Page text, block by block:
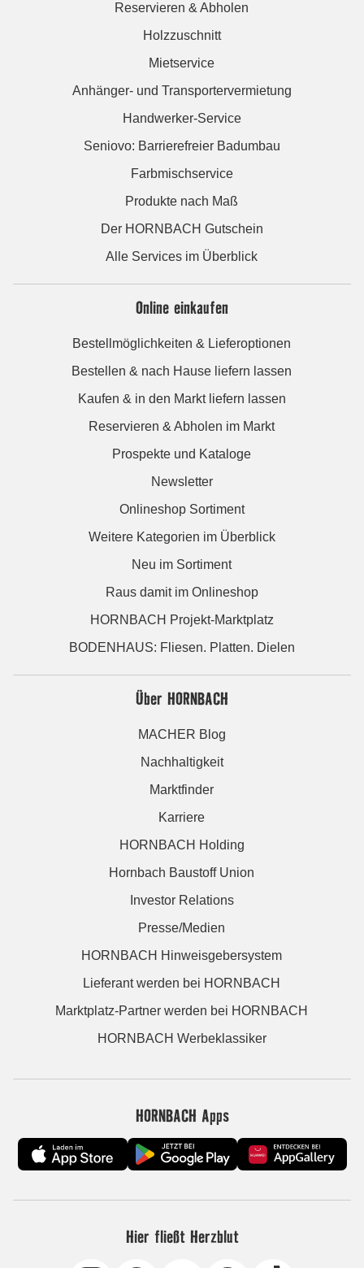
Reservieren & Abholen
Holzzuschnitt
Mietservice
Anhänger- und Transportervermietung
Handwerker-Service
Seniovo: Barrierefreier Badumbau
Farbmischservice
Produkte nach Maß
Der HORNBACH Gutschein
Alle Services im Überblick
Online einkaufen
Bestellmöglichkeiten & Lieferoptionen
Bestellen & nach Hause liefern lassen
Kaufen & in den Markt liefern lassen
Reservieren & Abholen im Markt
Prospekte und Kataloge
Newsletter
Onlineshop Sortiment
Weitere Kategorien im Überblick
Neu im Sortiment
Raus damit im Onlineshop
HORNBACH Projekt-Marktplatz
BODENHAUS: Fliesen. Platten. Dielen
Über HORNBACH
MACHER Blog
Nachhaltigkeit
Marktfinder
Karriere
HORNBACH Holding
Hornbach Baustoff Union
Investor Relations
Presse/Medien
HORNBACH Hinweisgebersystem
Lieferant werden bei HORNBACH
Marktplatz-Partner werden bei HORNBACH
HORNBACH Werbeklassiker
HORNBACH Apps
Hier fließt Herzblut